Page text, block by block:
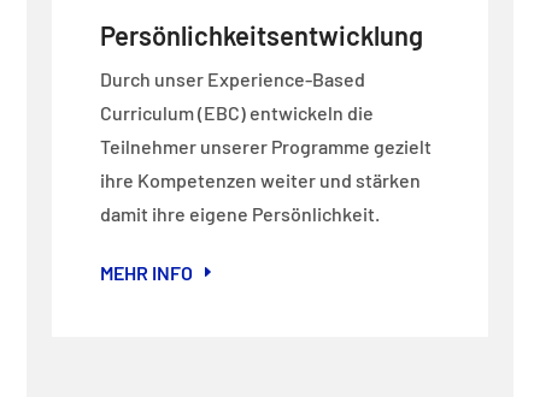
Persönlichkeitsentwicklung
Durch unser Experience-Based
Curriculum (EBC) entwickeln die
Teilnehmer unserer Programme gezielt
ihre Kompetenzen weiter und stärken
damit ihre eigene Persönlichkeit.
MEHR INFO